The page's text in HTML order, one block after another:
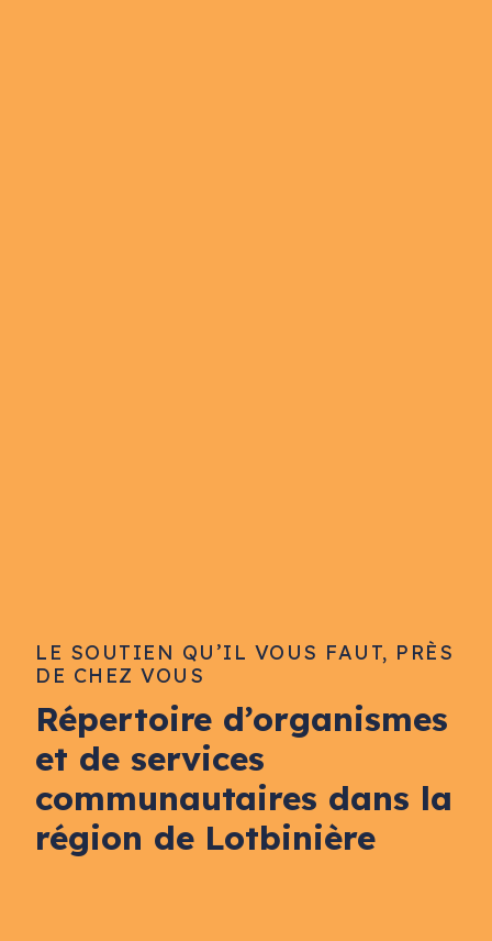
LE SOUTIEN QU’IL VOUS FAUT, PRÈS
DE CHEZ VOUS
Répertoire d’organismes
et de services
communautaires dans la
région de Lotbinière